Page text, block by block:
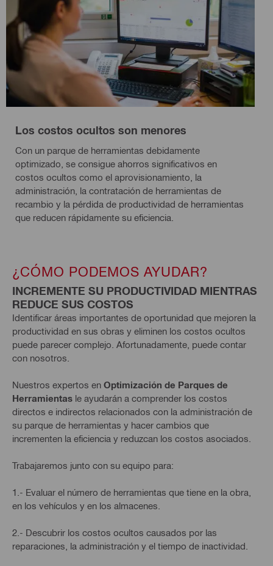
Los costos ocultos son menores
Con un parque de herramientas debidamente
optimizado, se consigue ahorros significativos en
costos ocultos como el aprovisionamiento, la
administración, la contratación de herramientas de
recambio y la pérdida de productividad de herramientas
que reducen rápidamente su eficiencia.
¿CÓMO PODEMOS AYUDAR?
INCREMENTE SU PRODUCTIVIDAD MIENTRAS
REDUCE SUS COSTOS
Identificar áreas importantes de oportunidad que mejoren la
productividad en sus obras y eliminen los costos ocultos
puede parecer complejo. Afortunadamente, puede contar
con nosotros.
Nuestros expertos en Optimización de Parques de
Herramientas le ayudarán a comprender los costos
directos e indirectos relacionados con la administración de
su parque de herramientas y hacer cambios que
incrementen la eficiencia y reduzcan los costos asociados.
Trabajaremos junto con su equipo para:
1.- Evaluar el número de herramientas que tiene en la obra,
en los vehículos y en los almacenes.
2.- Descubrir los costos ocultos causados por las
reparaciones, la administración y el tiempo de inactividad.